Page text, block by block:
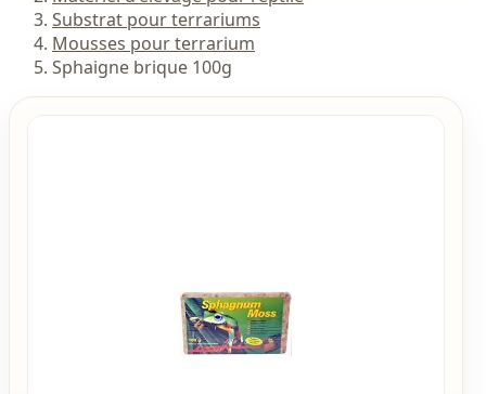
Substrat pour terrariums
Mousses pour terrarium
Sphaigne brique 100g